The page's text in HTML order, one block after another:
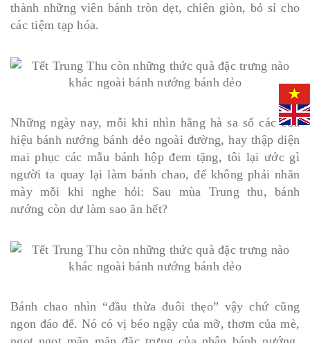
thành những viên bánh tròn dẹt, chiên giòn, bỏ sỉ cho
các tiệm tạp hóa.
Những ngày nay, mỗi khi nhìn hằng hà sa số các cửa
hiệu bánh nướng bánh dẻo ngoài đường, hay thập diện
mai phục các mẫu bánh hộp đem tặng, tôi lại ước gì
người ta quay lại làm bánh chao, để không phải nhăn
mày mỗi khi nghe hỏi: Sau mùa Trung thu, bánh
nướng còn dư làm sao ăn hết?
Bánh chao nhìn “đầu thừa đuôi thẹo” vậy chứ cũng
ngon đáo để. Nó có vị béo ngậy của mỡ, thơm của mè,